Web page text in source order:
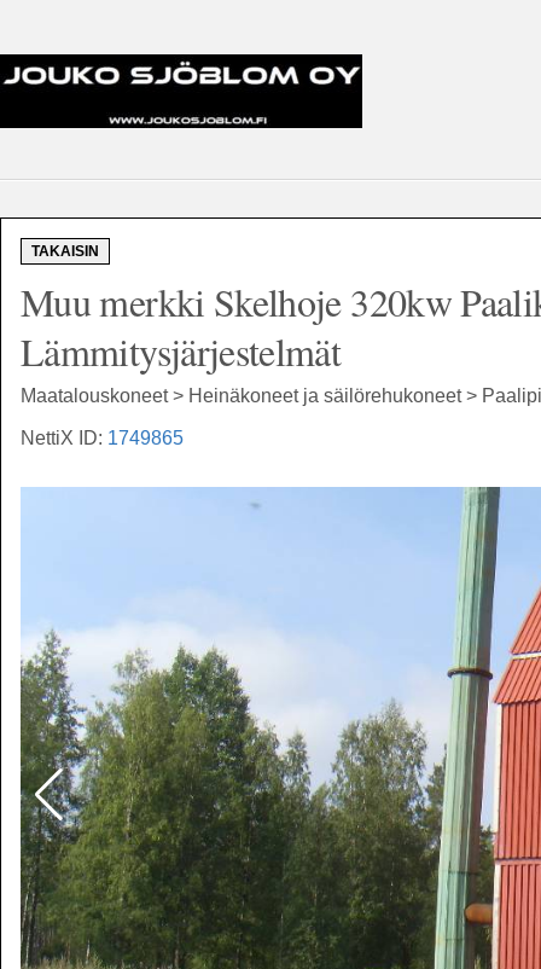
TAKAISIN
Muu merkki Skelhoje 320kw
Lämmitysjärjestelmät
Maatalouskoneet > Heinäkoneet ja säilörehukoneet >
NettiX ID: 1749865